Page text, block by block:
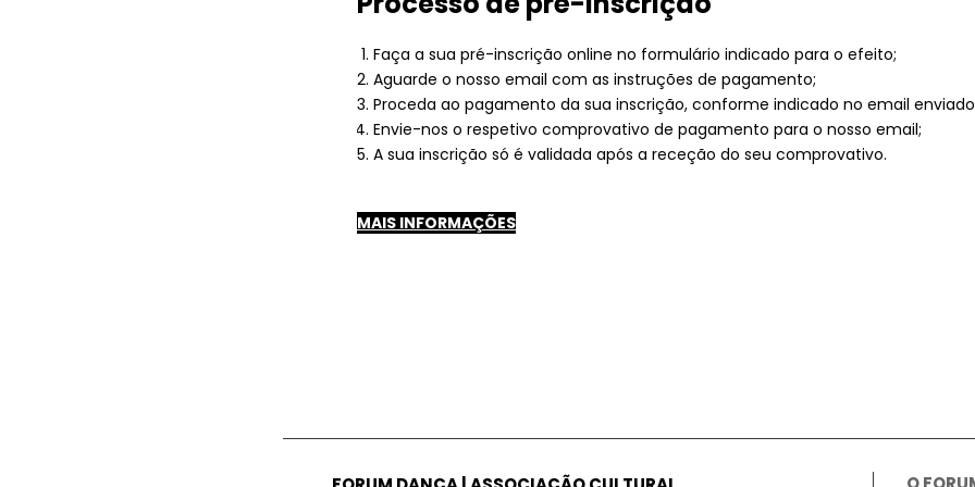
Faça a sua pré-inscrição online no formulário indicado para o efeito;
Aguarde o nosso email com as instruções de pagamento;
Proceda ao pagamento da sua inscrição, conforme indicado no email
Envie-nos o respetivo comprovativo de pagamento para o nosso email;
A sua inscrição só é validada após a receção do seu comprovativo.
MAIS INFORMAÇÕES